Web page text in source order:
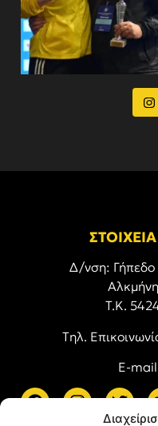
Δ/νση: Γήπεδο
Τ.Κ.
Tηλ.
E-